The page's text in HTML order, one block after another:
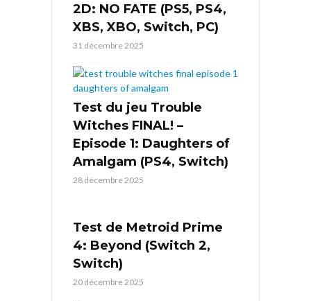
2D: NO FATE (PS5, PS4,
XBS, XBO, Switch, PC)
31 décembre 2025
Test du jeu Trouble
Witches FINAL! –
Episode 1: Daughters of
Amalgam (PS4, Switch)
28 décembre 2025
Test de Metroid Prime
4: Beyond (Switch 2,
Switch)
20 décembre 2025